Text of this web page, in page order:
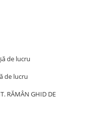
de lucru
de lucru
RĂMÂN GHID DE